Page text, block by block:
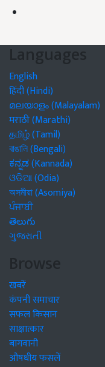
Languages
English
हिंदी (Hindi)
മലയാളം (Malayalam)
मराठी (Marathi)
தமிழ் (Tamil)
বাঙালি (Bengali)
ಕನ್ನಡ (Kannada)
ଓଡିଆ (Odia)
অসমীয়া (Asomiya)
ਪੰਜਾਬੀ
తెలుగు
ગુજરાતી
Browse
खबरें
कंपनी समाचार
सफल किसान
साक्षात्कार
बागवानी
औषधीय फसलें